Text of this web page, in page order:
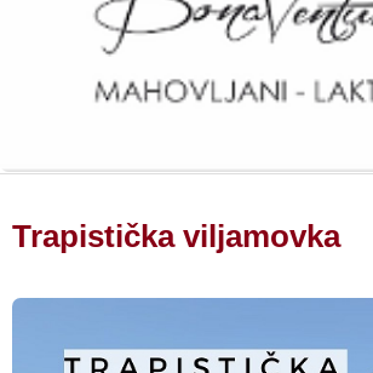
Trapistička viljamovka